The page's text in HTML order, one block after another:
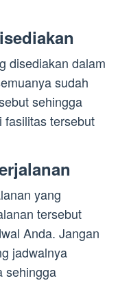
disediakan dalam
sudah
sehingga
fasilitas tersebut
yang
tersebut
Anda. Jangan
jadwalnya
sehingga